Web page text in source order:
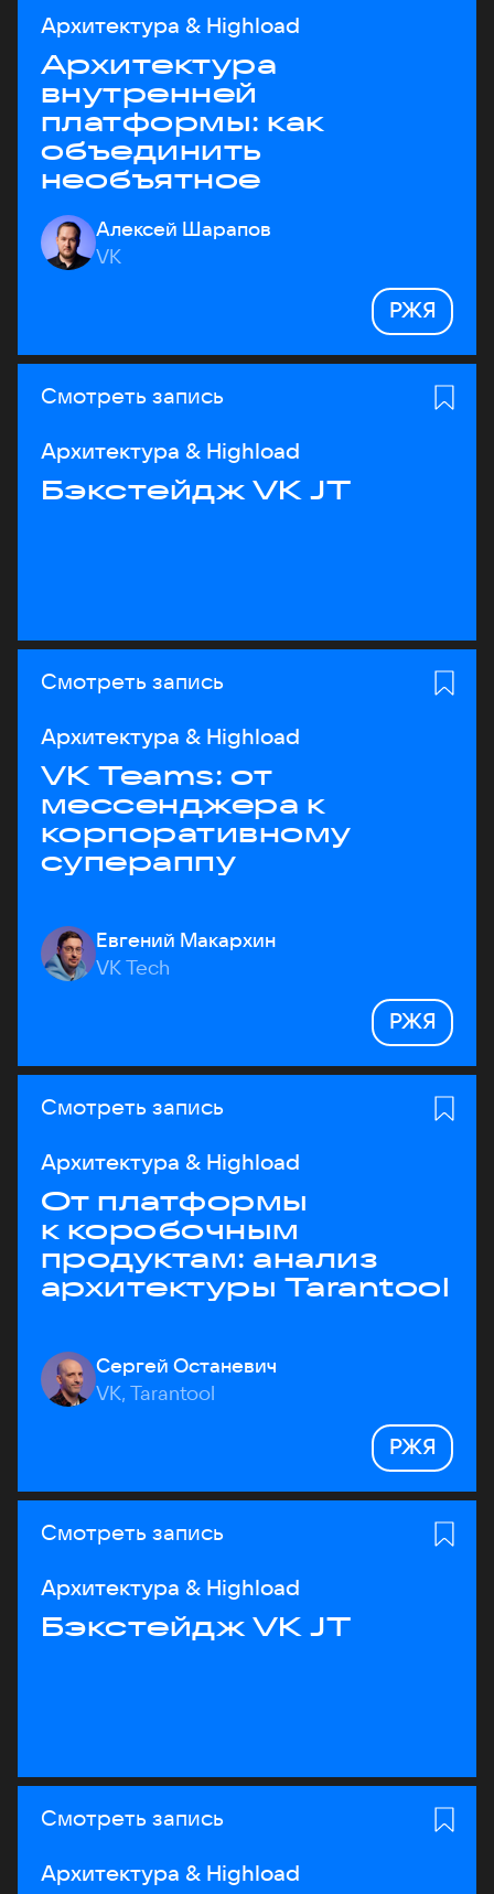
Архитектура & Highload
Архитектура
внутренней
платформы: как
объединить
необъятное
Алексей Шарапов
VK
РЖЯ
Смотреть запись
Архитектура & Highload
Бэкстейдж VK JT
Смотреть запись
Архитектура & Highload
VK Teams: от
мессенджера к
корпоративному
супераппу
Евгений Макархин
VK Tech
РЖЯ
Смотреть запись
Архитектура & Highload
От платформы
к коробочным
продуктам: анализ
архитектуры Tarantool
Сергей Останевич
VK, Tarantool
РЖЯ
Смотреть запись
Архитектура & Highload
Бэкстейдж VK JT
Смотреть запись
Архитектура & Highload